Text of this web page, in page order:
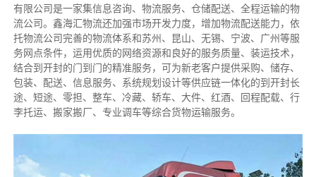
有限公司是一家集信息咨询、物流服务、仓储配送、全程运输的物
流公司。鑫海汇物流还加强市场开发力度，增加物流配送能力，依
托物流公司完善的物流体系和苏州、昆山、无锡、宁波、广州等服
务网点条件，运用优质的网络资源和良好的服务质量、装运技术，
结合到开封的门到门的精准服务，可为新老客户提供采购、储存、
包装、配送、信息服务、系统规划设计等供应链一体化的到开封长
途、短途、零担、整车、冷藏、轿车、大件、红酒、回程配载、行
李托运、搬家搬厂、专业调车等综合货物运输服务。